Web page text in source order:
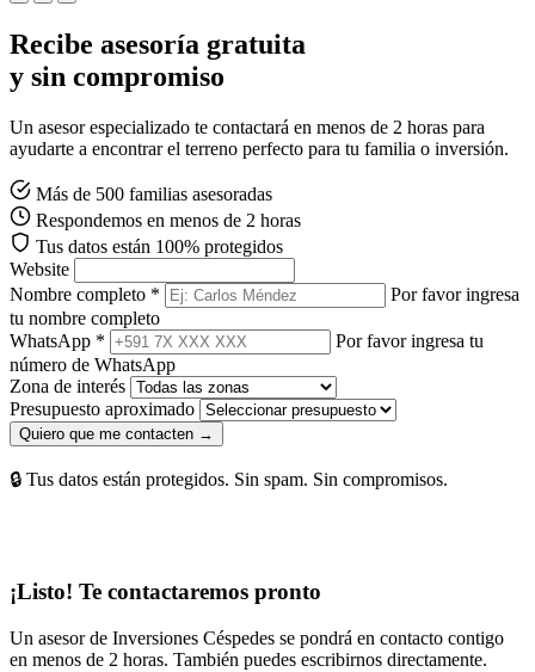
Recibe asesoría gratuita
y sin compromiso
Un asesor especializado te contactará en menos de 2 horas para
ayudarte a encontrar el terreno perfecto para tu familia o inversión.
Más de 500 familias asesoradas
Respondemos en menos de 2 horas
Tus datos están 100% protegidos
Website
Nombre completo *
Por favor ingresa
tu nombre completo
WhatsApp *
Por favor ingresa tu
número de WhatsApp
Zona de interés
Presupuesto aproximado
Quiero que me contacten →
🔒 Tus datos están protegidos. Sin spam. Sin compromisos.
¡Listo! Te contactaremos pronto
Un asesor de Inversiones Céspedes se pondrá en contacto contigo
en menos de 2 horas. También puedes escribirnos directamente.